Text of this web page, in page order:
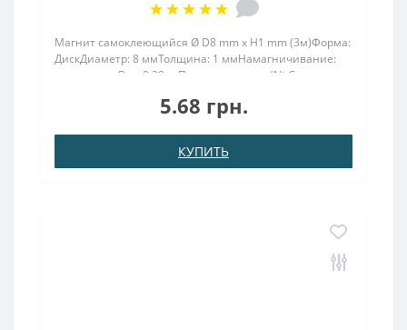
Магнит самоклеющийся Ø D8 mm х H1 mm (3м)Форма:
ДискДиаметр: 8 ммТолщина: 1 ммНамагничивание:
аксиальноеВес: 0,38 грПокрыт. никель.: (Ni-Cu-
грТемпература использования: до 80°CМощный
5.68 грн.
КУПИТЬ